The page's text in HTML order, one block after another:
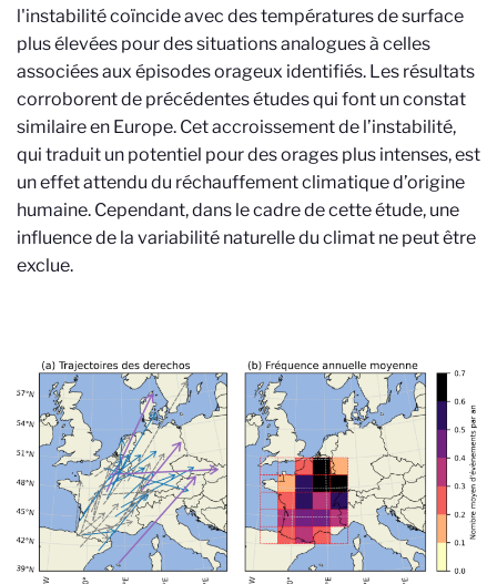
l'instabilité coïncide avec des températures de surface
plus élevées pour des situations analogues à celles
associées aux épisodes orageux identifiés. Les résultats
corroborent de précédentes études qui font un constat
similaire en Europe. Cet accroissement de l’instabilité,
qui traduit un potentiel pour des orages plus intenses, est
un effet attendu du réchauffement climatique d’origine
humaine. Cependant, dans le cadre de cette étude, une
influence de la variabilité naturelle du climat ne peut être
exclue.